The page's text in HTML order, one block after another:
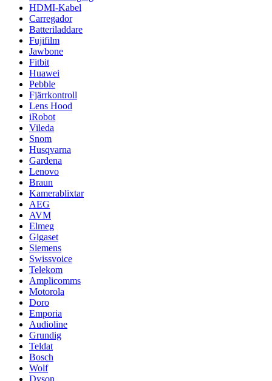
HDMI-Kabel
Carregador
Batteriladdare
Fujifilm
Jawbone
Fitbit
Huawei
Pebble
Fjärrkontroll
Lens Hood
iRobot
Vileda
Snom
Husqvarna
Gardena
Lenovo
Braun
Kamerablixtar
AEG
AVM
Elmeg
Gigaset
Siemens
Swissvoice
Telekom
Amplicomms
Motorola
Doro
Emporia
Audioline
Grundig
Teldat
Bosch
Wolf
Dyson